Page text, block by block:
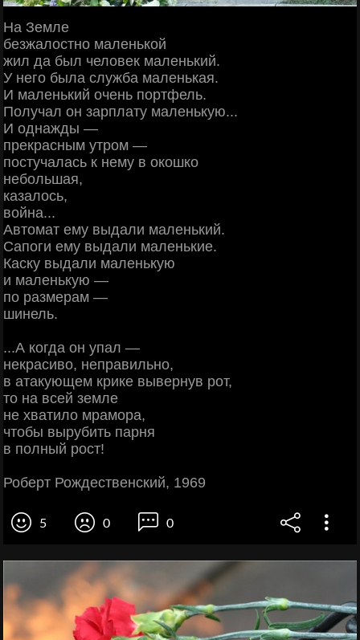
На Земле
безжалостно маленькой
жил да был человек маленький.
У него была служба маленькая.
И маленький очень портфель.
Получал он зарплату маленькую...
И однажды —
прекрасным утром —
постучалась к нему в окошко
небольшая,
казалось,
война...
Автомат ему выдали маленький.
Сапоги ему выдали маленькие.
Каску выдали маленькую
и маленькую —
по размерам —
шинель.
...А когда он упал —
некрасиво, неправильно,
в атакующем крике вывернув рот,
то на всей земле
не хватило мрамора,
чтобы вырубить парня
в полный рост!
Роберт Рождественский, 1969
5 0 0